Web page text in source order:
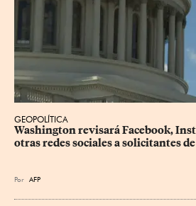
GEOPOLÍTICA
Washington revisará Facebook,
otras redes sociales a solicitantes
Por AFP